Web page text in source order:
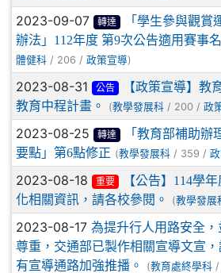
2023-09-07 轉達
「學生參與觀賞
辦法」112年度 第9次公告適用賽事
體健科 / 206 / 政策宣導)
2023-08-31 公告
【政策宣導】教
教育中程計畫。
(教學發展科 / 200 / 政
2023-08-25 轉達
「教育部補助辦
要點」第6點修正 (教學發展科 / 359 /
2023-08-18 重要
【公告】114學
化相關資訊，請各校參閱。
(教學發展
2023-08-17 為提升行人用路安全
尊重，交通部已製作相關宣導文宣
有宣導通路加強推播。
(教育處終學科 /